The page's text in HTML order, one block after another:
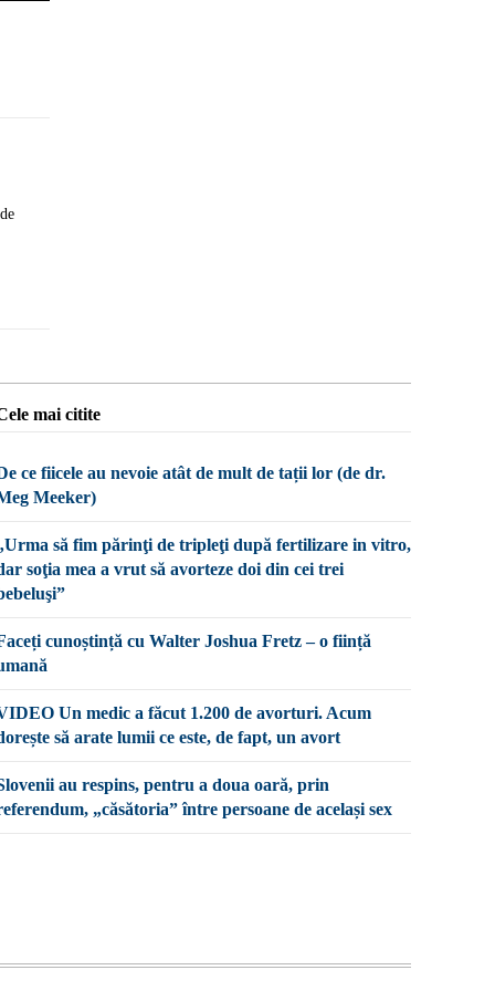
mai citite
ce fiicele au nevoie atât de mult de tații lor (de dr.
Meeker)
să fim părinţi de tripleţi după fertilizare in vitro,
soţia mea a vrut să avorteze doi din cei trei
cunoștință cu Walter Joshua Fretz – o ființă
Un medic a făcut 1.200 de avorturi. Acum
să arate lumii ce este, de fapt, un avort
au respins, pentru a doua oară, prin
„căsătoria” între persoane de același sex